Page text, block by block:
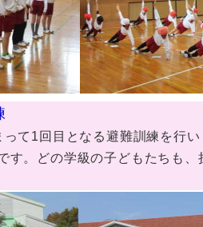
て1回目となる避難訓練を行
す。どの学級の子どもたちも